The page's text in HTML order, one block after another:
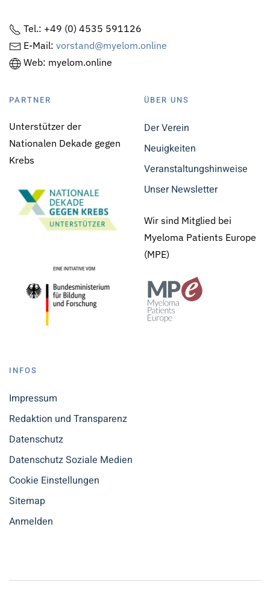
Tel.: +49 (0) 4535 591126
E-Mail: vorstand@myelom.online
Web: myelom.online
PARTNER
Unterstützer der
Nationalen Dekade gegen
Krebs
ÜBER UNS
Der Verein
Neuigkeiten
Veranstaltungshinweise
Unser Newsletter
Wir sind Mitglied bei
Myeloma Patients Europe
(MPE)
INFOS
Impressum
Redaktion und Transparenz
Datenschutz
Datenschutz Soziale Medien
Cookie Einstellungen
Sitemap
Anmelden